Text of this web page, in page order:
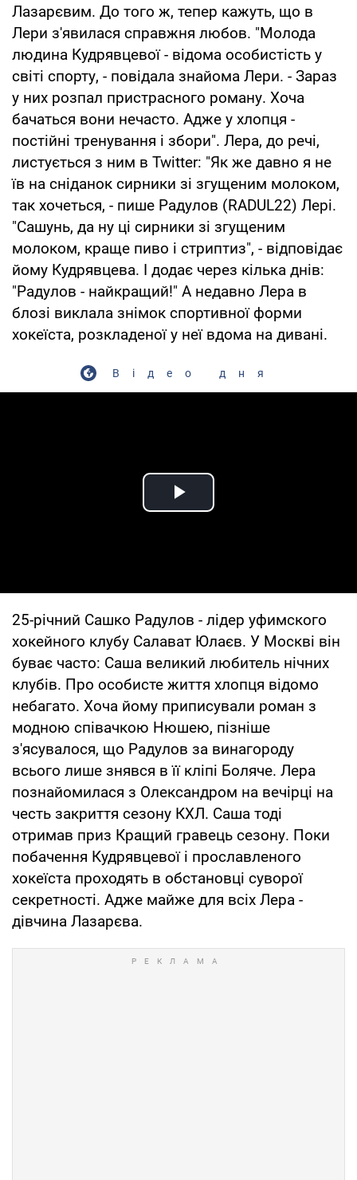
Лазарєвим. До того ж, тепер кажуть, що в
Лери з'явилася справжня любов. "Молода
людина Кудрявцевої - відома особистість у
світі спорту, - повідала знайома Лери. - Зараз
у них розпал пристрасного роману. Хоча
бачаться вони нечасто. Адже у хлопця -
постійні тренування і збори". Лера, до речі,
листується з ним в Twitter: "Як же давно я не
їв на сніданок сирники зі згущеним молоком,
так хочеться, - пише Радулов (RADUL22) Лері.
"Сашунь, да ну ці сирники зі згущеним
молоком, краще пиво і стриптиз", - відповідає
йому Кудрявцева. І додає через кілька днів:
"Радулов - найкращий!" А недавно Лера в
блозі виклала знімок спортивної форми
хокеїста, розкладеної у неї вдома на дивані.
Відео дня
Play Video
25-річний Сашко Радулов - лідер уфимского
хокейного клубу Салават Юлаєв. У Москві він
буває часто: Саша великий любитель нічних
клубів. Про особисте життя хлопця відомо
небагато. Хоча йому приписували роман з
модною співачкою Нюшею, пізніше
з'ясувалося, що Радулов за винагороду
всього лише знявся в її кліпі Боляче. Лера
познайомилася з Олександром на вечірці на
честь закриття сезону КХЛ. Саша тоді
отримав приз Кращий гравець сезону. Поки
побачення Кудрявцевої і прославленого
хокеїста проходять в обстановці суворої
секретності. Адже майже для всіх Лера -
дівчина Лазарєва.